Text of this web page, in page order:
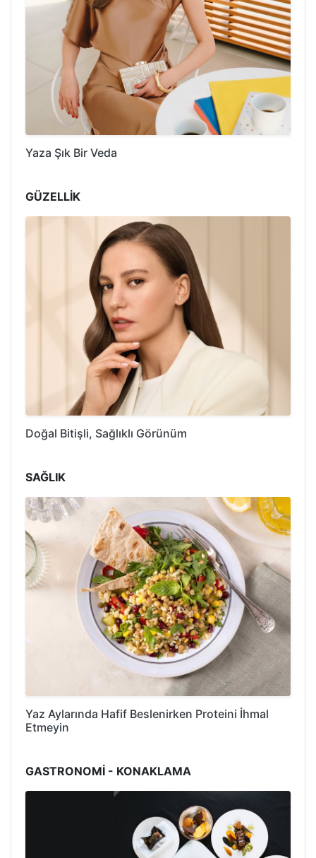
Yaza Şık Bir Veda
GÜZELLİK
Doğal Bitişli, Sağlıklı Görünüm
SAĞLIK
Yaz Aylarında Hafif Beslenirken Proteini İhmal
Etmeyin
GASTRONOMİ - KONAKLAMA